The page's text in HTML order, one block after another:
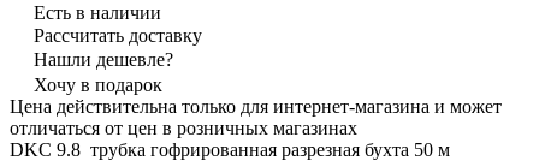
Есть в наличии
Рассчитать доставку
Нашли дешевле?
Хочу в подарок
Цена действительна только для интернет-магазина и может
отличаться от цен в розничных магазинах
DKC 9.8 трубка гофрированная разрезная бухта 50 м